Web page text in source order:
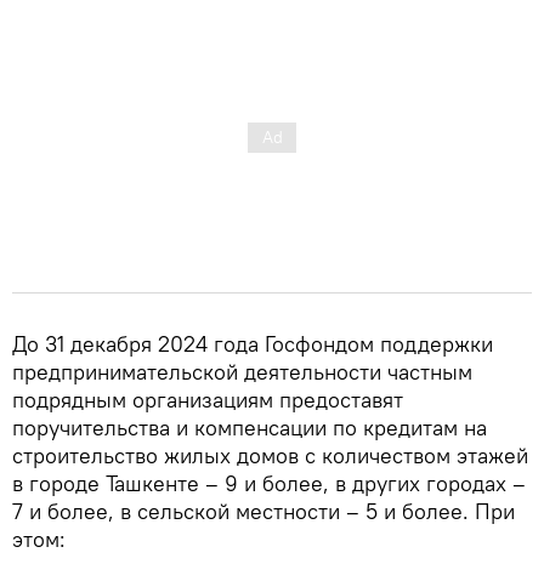
До 31 декабря 2024 года Госфондом поддержки
предпринимательской деятельности частным
подрядным организациям предоставят
поручительства и компенсации по кредитам на
строительство жилых домов с количеством этажей
в городе Ташкенте – 9 и более, в других городах –
7 и более, в сельской местности – 5 и более. При
этом: